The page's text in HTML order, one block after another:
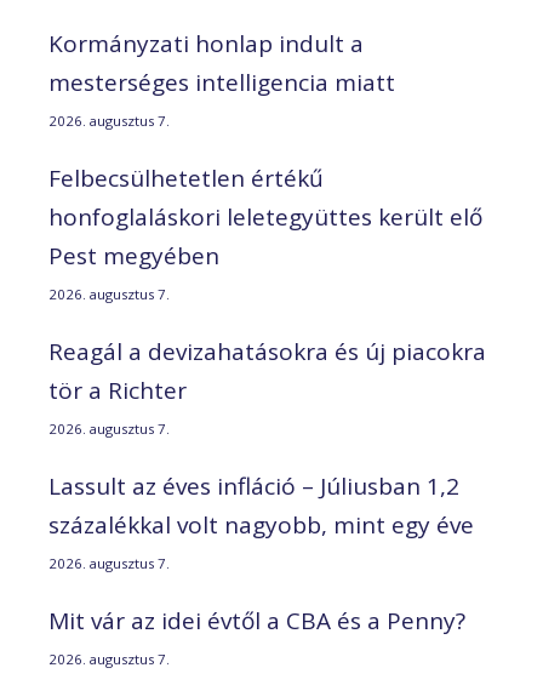
Kormányzati honlap indult a
mesterséges intelligencia miatt
2026. augusztus 7.
Felbecsülhetetlen értékű
honfoglaláskori leletegyüttes került elő
Pest megyében
2026. augusztus 7.
Reagál a devizahatásokra és új piacokra
tör a Richter
2026. augusztus 7.
Lassult az éves infláció – Júliusban 1,2
százalékkal volt nagyobb, mint egy éve
2026. augusztus 7.
Mit vár az idei évtől a CBA és a Penny?
2026. augusztus 7.